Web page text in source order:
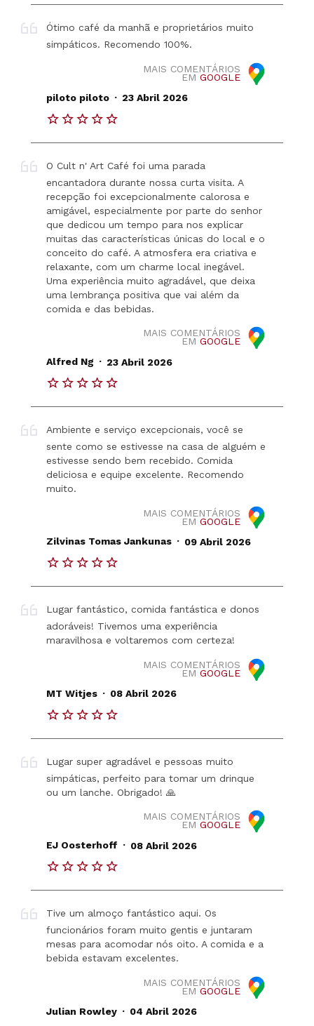
Ótimo café da manhã e proprietários muito
simpáticos. Recomendo 100%.
MAIS COMENTÁRIOS
EM GOOGLE
piloto piloto . 23 Abril 2026
O Cult n' Art Café foi uma parada
encantadora durante nossa curta visita. A
recepção foi excepcionalmente calorosa e
amigável, especialmente por parte do senhor
que dedicou um tempo para nos explicar
muitas das características únicas do local e o
conceito do café. A atmosfera era criativa e
relaxante, com um charme local inegável.
Uma experiência muito agradável, que deixa
uma lembrança positiva que vai além da
comida e das bebidas.
MAIS COMENTÁRIOS
EM GOOGLE
Alfred Ng . 23 Abril 2026
Ambiente e serviço excepcionais, você se
sente como se estivesse na casa de alguém e
estivesse sendo bem recebido. Comida
deliciosa e equipe excelente. Recomendo
muito.
MAIS COMENTÁRIOS
EM GOOGLE
Zilvinas Tomas Jankunas . 09 Abril 2026
Lugar fantástico, comida fantástica e donos
adoráveis! Tivemos uma experiência
maravilhosa e voltaremos com certeza!
MAIS COMENTÁRIOS
EM GOOGLE
MT Witjes . 08 Abril 2026
Lugar super agradável e pessoas muito
simpáticas, perfeito para tomar um drinque
ou um lanche. Obrigado! 🙏
MAIS COMENTÁRIOS
EM GOOGLE
EJ Oosterhoff . 08 Abril 2026
Tive um almoço fantástico aqui. Os
funcionários foram muito gentis e juntaram
mesas para acomodar nós oito. A comida e a
bebida estavam excelentes.
MAIS COMENTÁRIOS
EM GOOGLE
Julian Rowley . 04 Abril 2026